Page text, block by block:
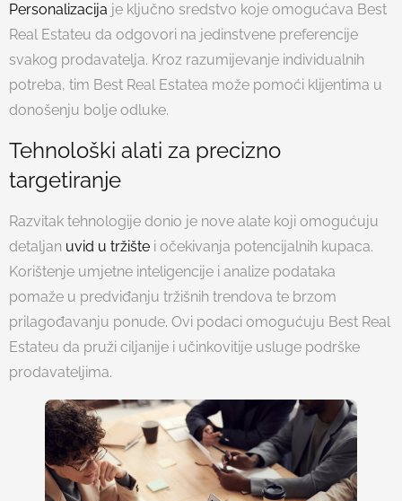
Personalizacija je ključno sredstvo koje omogućava Best
Real Estateu da odgovori na jedinstvene preferencije
svakog prodavatelja. Kroz razumijevanje individualnih
potreba, tim Best Real Estatea može pomoći klijentima u
donošenju bolje odluke.
Tehnološki alati za precizno
targetiranje
Razvitak tehnologije donio je nove alate koji omogućuju
detaljan uvid u tržište i očekivanja potencijalnih kupaca.
Korištenje umjetne inteligencije i analize podataka
pomaže u predviđanju tržišnih trendova te brzom
prilagođavanju ponude. Ovi podaci omogućuju Best Real
Estateu da pruži ciljanije i učinkovitije usluge podrške
prodavateljima.